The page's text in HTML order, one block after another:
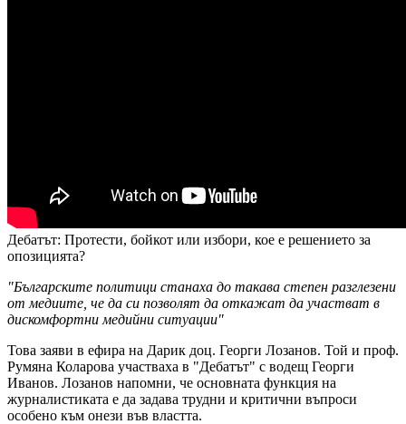
Дебатът: Протести, бойкот или избори, кое е решението за
опозицията?
"Българските политици станаха до такава степен разглезени
от медиите, че да си позволят да откажат да участват в
дискомфортни медийни ситуации"
Това заяви в ефира на Дарик доц. Георги Лозанов. Той и проф.
Румяна Коларова участваха в "Дебатът" с водещ Георги
Иванов. Лозанов напомни, че основната функция на
журналистиката е да задава трудни и критични въпроси
особено към онези във властта.